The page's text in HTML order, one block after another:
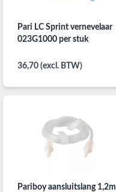
Pari LC Sprint vernevelaar
023G1000 per stuk
36,70 (excl. BTW)
Pariboy aansluitslang 1,2m